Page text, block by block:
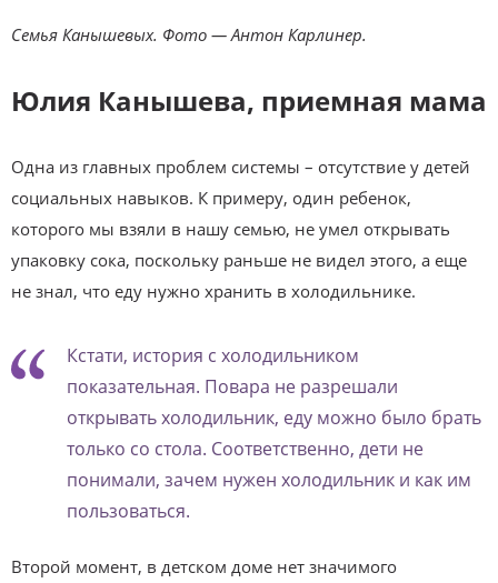
Семья Канышевых. Фото — Антон Карлинер.
Юлия Канышева, приемная мама
Одна из главных проблем системы – отсутствие у детей
социальных навыков. К примеру, один ребенок,
которого мы взяли в нашу семью, не умел открывать
упаковку сока, поскольку раньше не видел этого, а еще
не знал, что еду нужно хранить в холодильнике.
Кстати, история с холодильником
показательная. Повара не разрешали
открывать холодильник, еду можно было брать
только со стола. Соответственно, дети не
понимали, зачем нужен холодильник и как им
пользоваться.
Второй момент, в детском доме нет значимого